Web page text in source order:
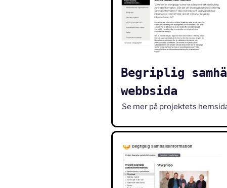
Begriplig
webbsida
Se mer på projektets